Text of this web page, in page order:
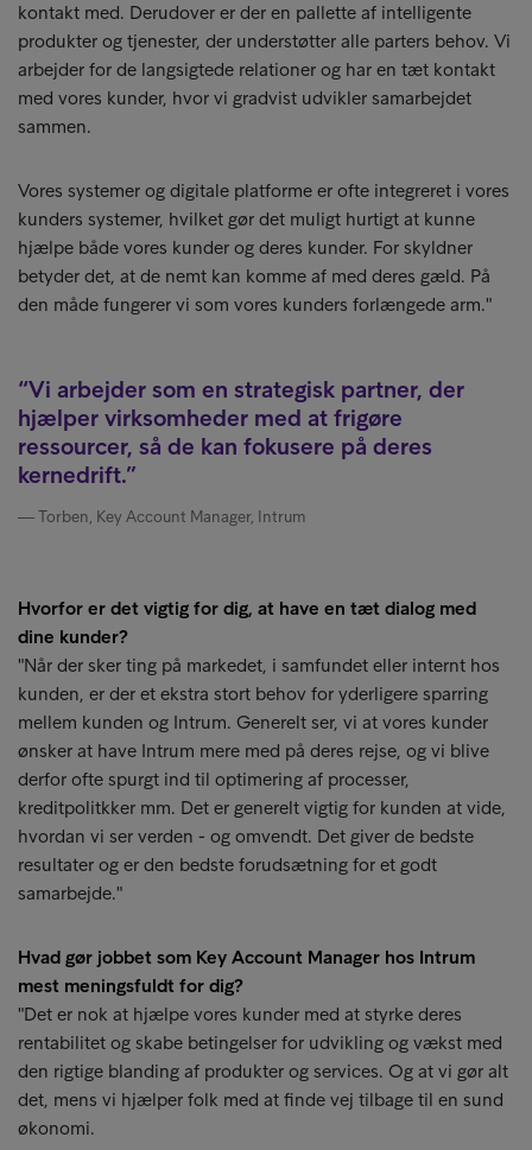
kontakt med. Derudover er der en pallette af intelligente
produkter og tjenester, der understøtter alle parters behov. Vi
arbejder for de langsigtede relationer og har en tæt kontakt
med vores kunder, hvor vi gradvist udvikler samarbejdet
sammen.
Vores systemer og digitale platforme er ofte integreret i vores
kunders systemer, hvilket gør det muligt hurtigt at kunne
hjælpe både vores kunder og deres kunder. For skyldner
betyder det, at de nemt kan komme af med deres gæld. På
den måde fungerer vi som vores kunders forlængede arm."
Vi arbejder som en strategisk partner, der
hjælper virksomheder med at frigøre
ressourcer, så de kan fokusere på deres
kernedrift.
Torben, Key Account Manager, Intrum
Hvorfor er det vigtig for dig, at have en tæt dialog med
dine kunder?
"Når der sker ting på markedet, i samfundet eller internt hos
kunden, er der et ekstra stort behov for yderligere sparring
mellem kunden og Intrum. Generelt ser, vi at vores kunder
ønsker at have Intrum mere med på deres rejse, og vi blive
derfor ofte spurgt ind til optimering af processer,
kreditpolitkker mm. Det er generelt vigtig for kunden at vide,
hvordan vi ser verden - og omvendt. Det giver de bedste
resultater og er den bedste forudsætning for et godt
samarbejde."
Hvad gør jobbet som Key Account Manager hos Intrum
mest meningsfuldt for dig?
"Det er nok at hjælpe vores kunder med at styrke deres
rentabilitet og skabe betingelser for udvikling og vækst med
den rigtige blanding af produkter og services. Og at vi gør alt
det, mens vi hjælper folk med at finde vej tilbage til en sund
økonomi.